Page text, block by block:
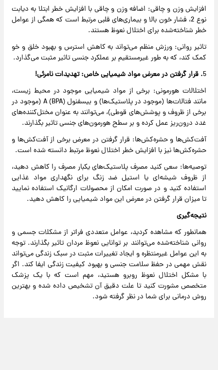
افزایش وزن و چاقی: اضافه وزن و چاقی با افزایش خطر ابتلا به دیابت
نوع 2، فشار خون بالا و بیماری‌های قلبی مرتبط است که همگی از عوامل
خطر شناخته‌شده برای اختلال نعوظ هستند.
تاثیر روانی: ورزش منظم می‌تواند به کاهش استرس و بهبود خلق و خو
کمک کند، که به طور غیرمستقیم بر عملکرد جنسی تاثیر مثبت می‌گذارد.
. قرار گرفتن در معرض مواد شیمیایی خاص: تهدیدات نامرئی!
اختلالات هورمونی: برخی از مواد شیمیایی موجود در محیط زیست،
مانند فتالات‌ها (موجود در پلاستیک‌ها) و بیسفنول A (BPA) (موجود در
برخی از ظروف و پوشش‌های قوطی)، می‌توانند به عنوان مختل‌کننده‌های
غدد درون‌ریز عمل کرده و بر سطح هورمون‌های جنسی تاثیر بگذارند.
آفت‌کش‌ها و حشره‌کش‌ها: قرار گرفتن در معرض برخی از آفت‌کش‌ها و
حشره‌کش‌ها نیز با افزایش خطر اختلال نعوظ مرتبط دانسته شده است.
توصیه‌ها: سعی کنید مصرف پلاستیک‌های یکبار مصرف را کاهش دهید،
از ظروف شیشه‌ای یا استیل ضد زنگ برای نگهداری مواد غذایی
استفاده کنید و در صورت امکان از محصولات ارگانیک استفاده نمایید
تا میزان قرار گرفتن در معرض این مواد شیمیایی را کاهش دهید.
نتیجه‌گیری
همانطور که مشاهده کردید، عوامل متعددی فراتر از مشکلات جسمی و
روانی شناخته‌شده می‌توانند بر توانایی نعوظ مردان تاثیر بگذارند. توجه
به این عوامل غیرمنتظره و ایجاد تغییرات مثبت در سبک زندگی می‌تواند
نقش مهمی در حفظ سلامت جنسی و بهبود کیفیت زندگی ایفا کند. اگر
با مشکل اختلال نعوظ روبرو هستید، مهم است که با یک پزشک
متخصص مشورت کنید تا علت دقیق آن تشخیص داده شده و بهترین
روش درمانی برای شما در نظر گرفته شود.